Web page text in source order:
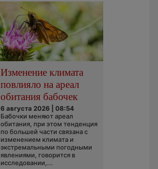
Изменение климата
повлияло на ареал
обитания бабочек
6 августа 2026 | 08:54
Бабочки меняют ареал
обитания, при этом тенденция
по большей части связана с
изменением климата и
экстремальными погодными
явлениями, говорится в
исследовании,...